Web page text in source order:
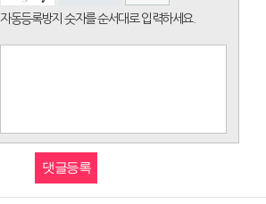
자동등록방지 숫자를 순서대로 입력하세요.